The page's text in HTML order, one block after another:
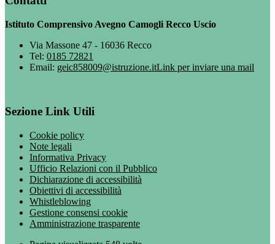
Istituto Comprensivo Avegno Camogli Recco Uscio
Via Massone 47 - 16036 Recco
Tel: 0185 72821
Email: geic858009@istruzione.itLink per inviare una mail
Sezione Link Utili
Cookie policy
Note legali
Informativa Privacy
Ufficio Relazioni con il Pubblico
Dichiarazione di accessibilità
Obiettivi di accessibilità
Whistleblowing
Gestione consensi cookie
Amministrazione trasparente